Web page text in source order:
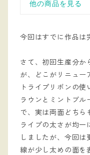
今回はすでに作品は
さて、初回生産分か
が、どこがリニュー
トライプリボンの
ラウンとミントブル
で、実は両面どちら
ライプの太さが均一
しましたが、今回
線が少し太めの面を